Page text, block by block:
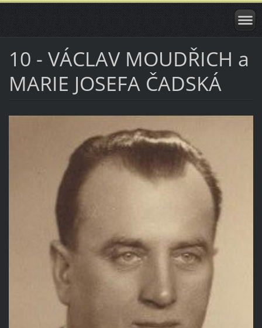
10 - VÁCLAV MOUDŘICH a
MARIE JOSEFA ČADSKÁ